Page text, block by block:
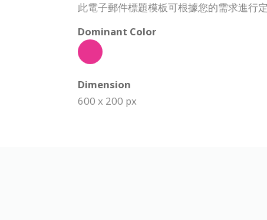
此電子郵件標題模板可根據您的需求進行
Dominant Color
Dimension
600 x 200 px